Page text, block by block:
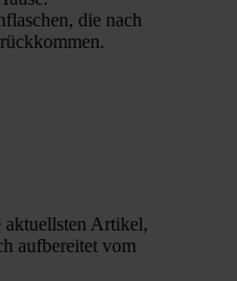
die nach
aktuellsten Artikel,
aufbereitet vom